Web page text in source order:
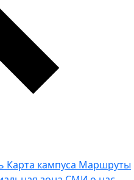
Карта кампуса Маршруты